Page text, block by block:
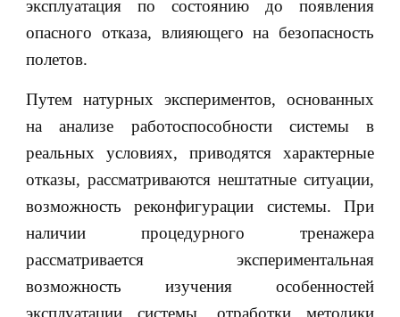
эксплуатация по состоянию до появления
опасного отказа, влияющего на безопасность
полетов.
Путем натурных экспериментов, основанных
на анализе работоспособности системы в
реальных условиях, приводятся характерные
отказы, рассматриваются нештатные ситуации,
возможность реконфигурации системы. При
наличии процедурного тренажера
рассматривается экспериментальная
возможность изучения особенностей
эксплуатации системы, отработки методики